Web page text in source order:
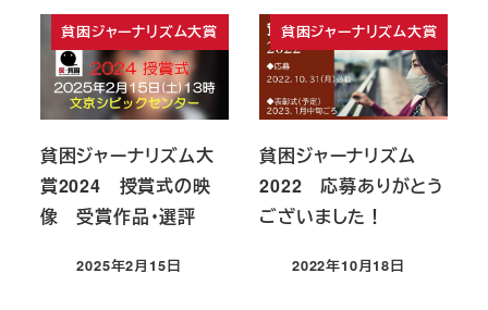
貧困ジャーナリズム大賞
貧困ジャーナリズム大
賞2024 授賞式の映
像 受賞作品・選評
投稿日
2025年2月15日
貧困ジャーナリズム大賞
貧困ジャーナリズム
2022 応募ありがとう
ございました！
投稿日
2022年10月18日